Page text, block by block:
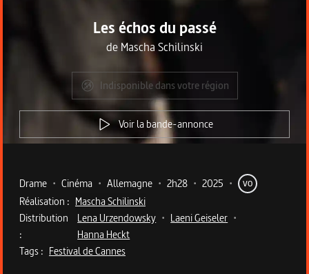
Les échos du passé
de Mascha Schilinski
Indisponible dans votre région
Voir la bande-annonce
Metadata du programme
Drame • Cinéma • Allemagne • 2h28 • 2025 • VO
Réalisation : Mascha Schilinski
Distribution
:
Lena Urzendowsky • Laeni Geiseler •
Hanna Heckt
Tags : Festival de Cannes